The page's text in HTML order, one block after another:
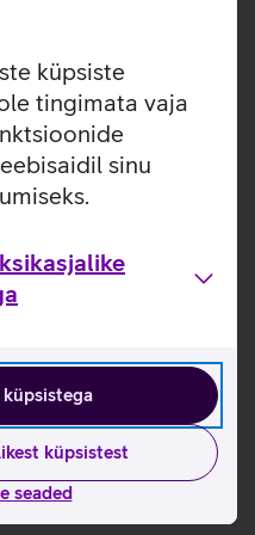
küpsiste
tingimata vaja
sinu
küpsistest
seaded
siin
Apple iPhone
juhised